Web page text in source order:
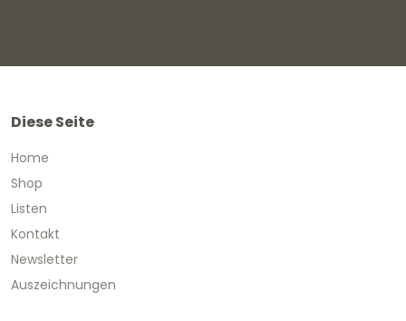
Diese Seite
Home
Shop
Listen
Kontakt
Newsletter
Auszeichnungen